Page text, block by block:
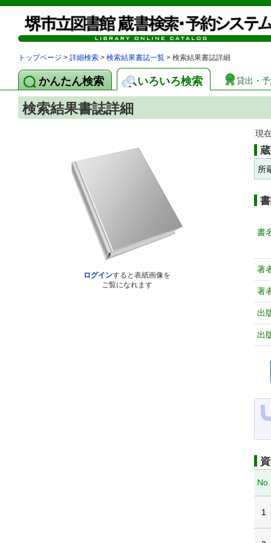
トップページ > 詳細検索 > 検索結果書誌一覧 > 検索結果書誌詳細
かんたん検索 いろいろ検索 貸出・
検索結果書誌詳細
ログインすると表紙画像を
ご覧になれます
現
所
書
著
著
出
出
No.
1